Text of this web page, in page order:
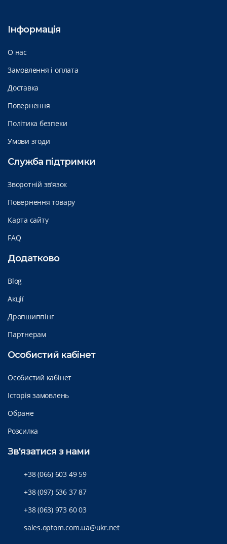
Інформація
О нас
Замовлення і оплата
Доставка
Повернення
Політика безпеки
Умови згоди
Служба підтримки
Зворотній зв’язок
Повернення товару
Карта сайту
FAQ
Додатково
Blog
Акції
Дропшиппінг
Партнерам
Особистий кабінет
Особистий кабінет
Історія замовлень
Обране
Розсилка
Зв'язатися з нами
+38 (066) 603 49 59
+38 (097) 536 37 87
+38 (063) 973 60 03
sales.optom.com.ua@ukr.net